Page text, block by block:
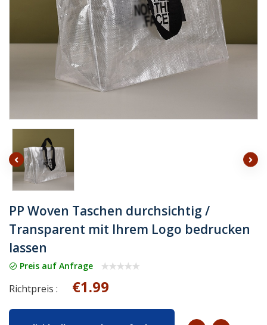
PP Woven Taschen durchsichtig /
Transparent mit Ihrem Logo bedrucken
lassen
Preis auf Anfrage
Richtpreis : €1.99